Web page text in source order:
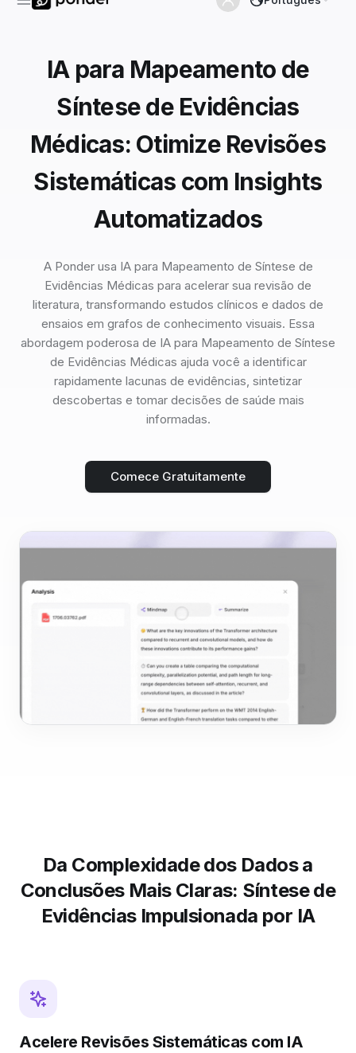
IA para Mapeamento de
Síntese de Evidências
Médicas: Otimize Revisões
Sistemáticas com Insights
Automatizados
A Ponder usa IA para Mapeamento de Síntese de
Evidências Médicas para acelerar sua revisão de
literatura, transformando estudos clínicos e dados de
ensaios em grafos de conhecimento visuais. Essa
abordagem poderosa de IA para Mapeamento de Síntese
de Evidências Médicas ajuda você a identificar
rapidamente lacunas de evidências, sintetizar
descobertas e tomar decisões de saúde mais
informadas.
Comece Gratuitamente
Da Complexidade dos Dados a
Conclusões Mais Claras: Síntese de
Evidências Impulsionada por IA
Acelere Revisões Sistemáticas com IA